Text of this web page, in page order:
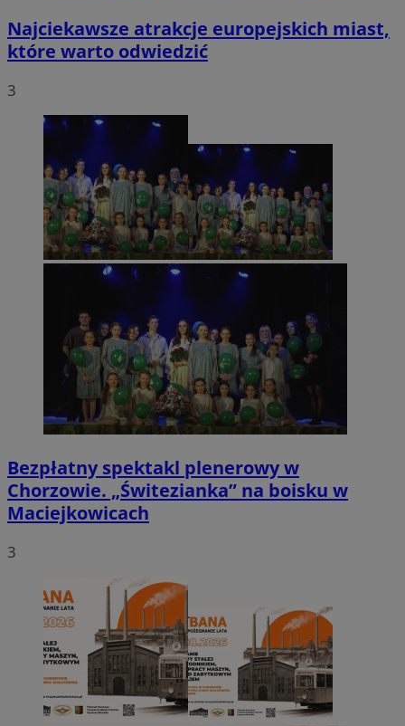
Najciekawsze atrakcje europejskich miast,
które warto odwiedzić
3
Bezpłatny spektakl plenerowy w
Chorzowie. „Świtezianka” na boisku w
Maciejkowicach
3